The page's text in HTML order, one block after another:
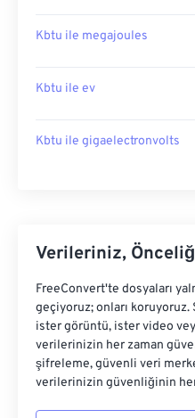
Kbtu ile megajoules
Kbtu ile ev
Kbtu ile gigaelectronvolts
Verileriniz,
FreeConvert'te dosyaları
geçiyoruz; onları
ister görüntü, ister video
verilerinizin her zaman
şifreleme, güvenli veri
verilerinizin güvenliğinin her